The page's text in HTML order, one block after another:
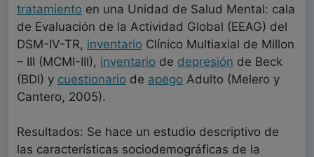
tratamiento en una Unidad de Salud Mental: cala
de Evaluación de la Actividad Global (EEAG) del
DSM-IV-TR, inventario Clínico Multiaxial de Millon
– III (MCMI-III), inventario de depresión de Beck
(BDI) y cuestionario de apego Adulto (Melero y
Cantero, 2005).
Resultados: Se hace un estudio descriptivo de
las características sociodemográficas de la